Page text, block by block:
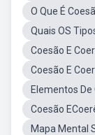
O Que É
Quais OS
Coesão E
Coesão E
Elementos De
Coesão
Mapa Mental